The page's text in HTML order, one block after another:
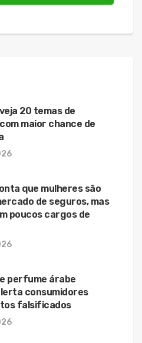
20 temas de
maior chance de
que mulheres são
de seguros, mas
poucos cargos de
perfume árabe
consumidores
falsificados